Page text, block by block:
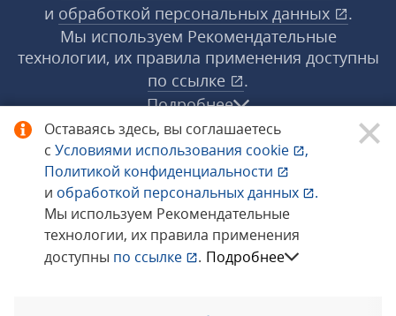
Оставаясь здесь, вы соглашаетесь
с Условиями использования cookie
,
Политикой конфиденциальности
и обработкой персональных данных
.
Мы используем Рекомендательные
технологии, их правила применения
доступны по ссылке . Подробнее
и обработкой персональных данных
.
Мы используем Рекомендательные
технологии, их правила применения доступны
по ссылке
.
Подробнее
© 1998−2026 «1С‑Рарус» ®. Все права
защищены.
Сообщить об ошибке